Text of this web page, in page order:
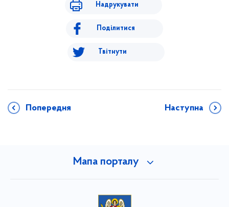
Надрукувати
Поділитися
Твітнути
Попередня Наступна
Мапа порталу